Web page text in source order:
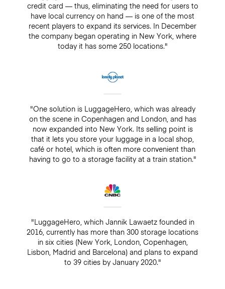
credit card — thus, eliminating the need for users to
have local currency on hand — is one of the most
recent players to expand its services. In December
the company began operating in New York, where
today it has some 250 locations."
"One solution is LuggageHero, which was already
on the scene in Copenhagen and London, and has
now expanded into New York. Its selling point is
that it lets you store your luggage in a local shop,
café or hotel, which is often more convenient than
having to go to a storage facility at a train station."
"LuggageHero, which Jannik Lawaetz founded in
2016, currently has more than 300 storage locations
in six cities (New York, London, Copenhagen,
Lisbon, Madrid and Barcelona) and plans to expand
to 39 cities by January 2020."